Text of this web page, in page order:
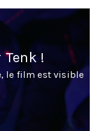
Tenk !
le film est visible